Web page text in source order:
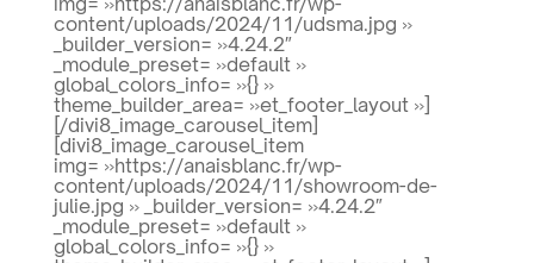
content/uploads/2024/11/udsma.jpg »
_builder_version= »4.24.2″
_module_preset= »default »
global_colors_info= »{} »
theme_builder_area= »et_footer_layout »]
[/divi8_image_carousel_item]
[divi8_image_carousel_item
img= »https://anaisblanc.fr/wp-
content/uploads/2024/11/showroom-de-
julie.jpg » _builder_version= »4.24.2″
_module_preset= »default »
global_colors_info= »{} »